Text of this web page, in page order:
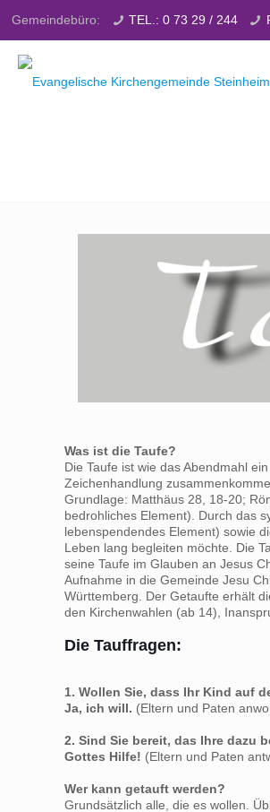
Gemeindebüro: TEL.: 0 73 29 / 244
Was ist die Taufe?
Die Taufe ist wie das Abendmahl
Zeichenhandlung
Grundlage: Matthäus 28, 18-20;
bedrohliches Element). Durch das
lebenspendendes Element) sowie
Leben lang begleiten möchte. Die
seine Taufe im Glauben an Jesus
Aufnahme in die Gemeinde Jesu
Württemberg. Der Getaufte erhält
den Kirchenwahlen (ab 14),
Die Tauffragen:
1. Wollen Sie, dass Ihr Kind auf
Ja, ich will. (Eltern und Paten
2. Sind Sie bereit, das Ihre dazu
Gottes Hilfe! (Eltern und Paten
Wer kann getauft werden?
Grundsätzlich alle, die es wollen.